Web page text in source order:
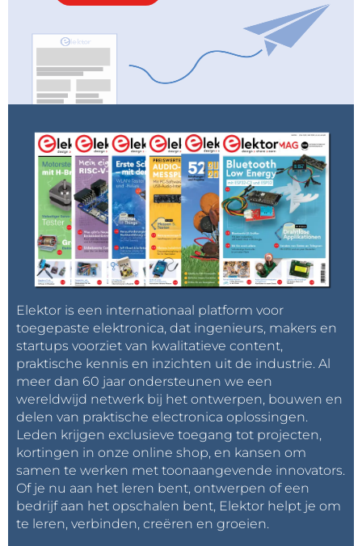
Elektor is een internationaal platform voor
toegepaste elektronica, dat ingenieurs, makers en
startups voorziet van kwalitatieve content,
praktische kennis en inzichten uit de industrie. Al
meer dan 60 jaar ondersteunen we een
wereldwijd netwerk bij het ontwerpen, bouwen en
delen van praktische electronica oplossingen.
Leden krijgen exclusieve toegang tot projecten,
kortingen in onze online shop, en kansen om
samen te werken met toonaangevende innovators.
Of je nu aan het leren bent, ontwerpen of een
bedrijf aan het opschalen bent, Elektor helpt je om
te leren, verbinden, creëren en groeien.